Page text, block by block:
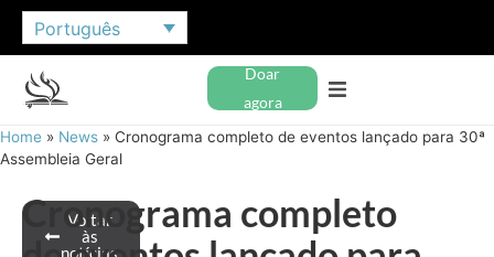
Português
Doar
agora
Home » News » Cronograma completo de eventos lançado para 30ª
Assembleia Geral
Voltar
às
notícias
Cronograma completo